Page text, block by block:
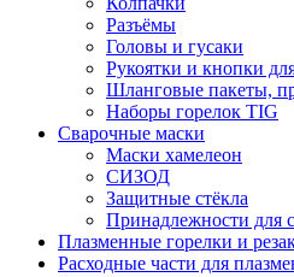
Разъёмы
Головы и гусаки
Рукоятки и кнопки
Шланговые пакеты,
Наборы горелок TIG
Сварочные маски
Маски хамелеон
СИЗОД
Защитные стёкла
Принадлежности для
Плазменные горелки и
Расходные части для